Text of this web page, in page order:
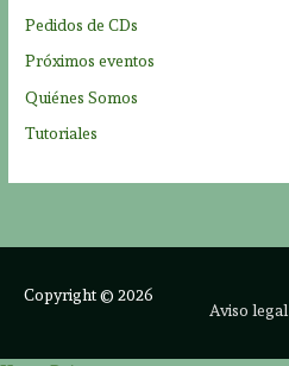
Pedidos de CDs
Próximos eventos
Quiénes Somos
Tutoriales
Copyright © 2026
Aviso legal